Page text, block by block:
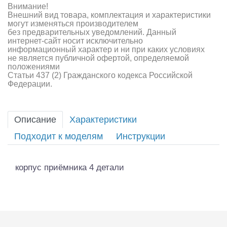
Внимание!
Внешний вид товара, комплектация и характеристики
могут изменяться производителем
без предварительных уведомлений. Данный
интернет-сайт носит исключительно
информационный характер и ни при каких условиях
не является публичной офертой, определяемой
положениями
Статьи 437 (2) Гражданского кодекса Российской
Федерации.
Описание
Характеристики
Подходит к моделям
Инструкции
корпус приёмника 4 детали